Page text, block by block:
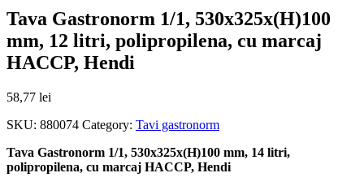
Tava Gastronorm 1/1, 530x325x(H)100
mm, 12 litri, polipropilena, cu marcaj
HACCP, Hendi
58,77 lei
SKU: 880074 Category: Tavi gastronorm
Tava Gastronorm 1/1, 530x325x(H)100 mm, 14 litri,
polipropilena, cu marcaj HACCP, Hendi